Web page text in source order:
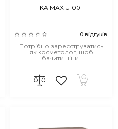
KAIMAX U100
0 відгуків
Потрібно зареєструватись
як косметолог, щоб
бачити ціни!